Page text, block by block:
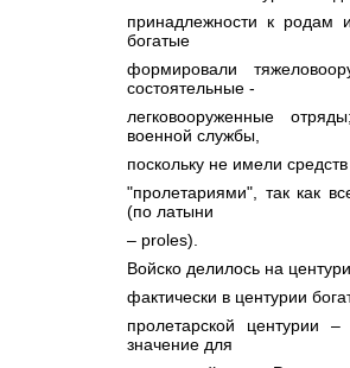
принадлежности к
богатые
формировали
состоятельные -
легковооруженные
военной службы,
поскольку не имели
"пролетариями", так как
(по латыни
– proles).
Войско делилось на
фактически в центурии
пролетарской центурии
значение для